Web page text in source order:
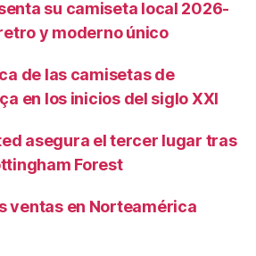
su camiseta local 2026-
y moderno único
de las camisetas de
en los inicios del siglo XXI
asegura el tercer lugar tras
Forest
ventas en Norteamérica